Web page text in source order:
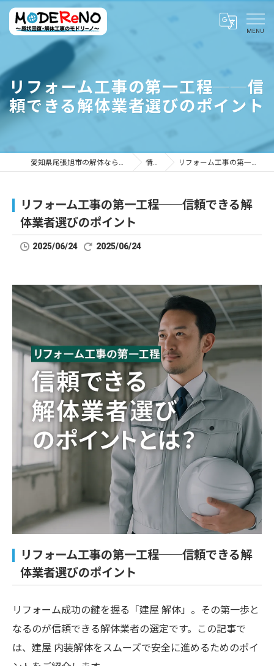
リフォーム工事の第一工程──信
頼できる解体業者選びのポイント
愛知県尾張旭市の解体ならMODEReNO ～原状回復・解体工事のモドリーノ～ 情報ブログ リフォーム工事の第一工程──信頼できる解体業者選びのポイント
リフォーム工事の第一工程──信頼できる解
体業者選びのポイント
2025/06/24 2025/06/24
リフォーム工事の第一工程──信頼できる解
体業者選びのポイント
リフォーム成功の鍵を握る「建屋 解体」。その第一歩と
なるのが信頼できる解体業者の選定です。この記事で
は、建屋 内装解体をスムーズで安全に進めるためのポイ